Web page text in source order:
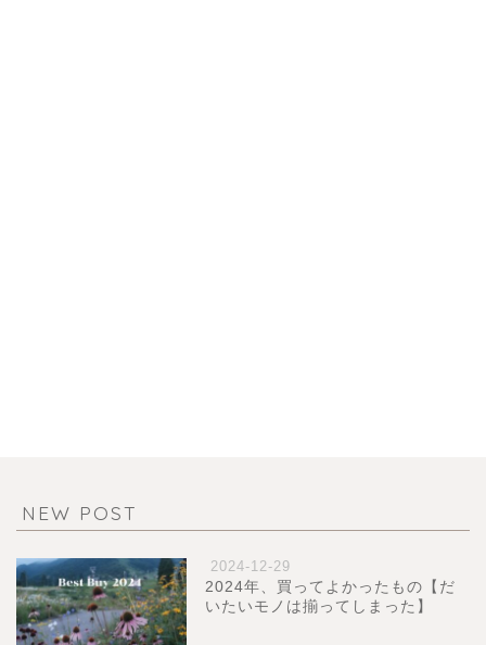
NEW POST
2024-12-29
2024年、買ってよかったもの【だ
いたいモノは揃ってしまった】